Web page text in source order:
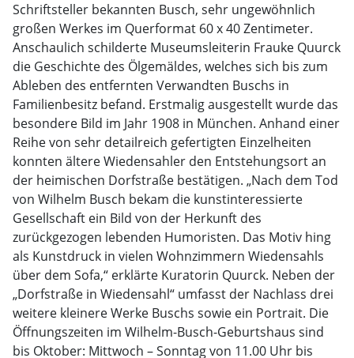
Schriftsteller bekannten Busch, sehr ungewöhnlich
großen Werkes im Querformat 60 x 40 Zentimeter.
Anschaulich schilderte Museumsleiterin Frauke Quurck
die Geschichte des Ölgemäldes, welches sich bis zum
Ableben des entfernten Verwandten Buschs in
Familienbesitz befand. Erstmalig ausgestellt wurde das
besondere Bild im Jahr 1908 in München. Anhand einer
Reihe von sehr detailreich gefertigten Einzelheiten
konnten ältere Wiedensahler den Entstehungsort an
der heimischen Dorfstraße bestätigen. „Nach dem Tod
von Wilhelm Busch bekam die kunstinteressierte
Gesellschaft ein Bild von der Herkunft des
zurückgezogen lebenden Humoristen. Das Motiv hing
als Kunstdruck in vielen Wohnzimmern Wiedensahls
über dem Sofa,“ erklärte Kuratorin Quurck. Neben der
„Dorfstraße in Wiedensahl“ umfasst der Nachlass drei
weitere kleinere Werke Buschs sowie ein Portrait. Die
Öffnungszeiten im Wilhelm-Busch-Geburtshaus sind
bis Oktober: Mittwoch – Sonntag von 11.00 Uhr bis